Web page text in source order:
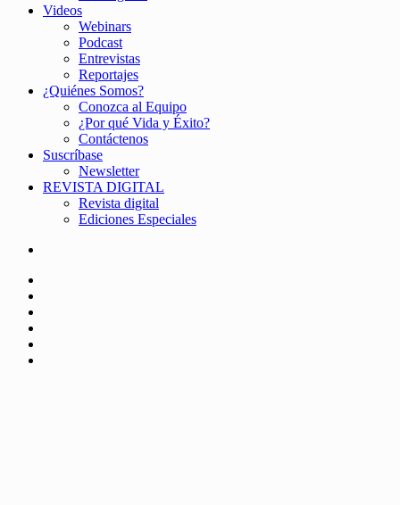
Videos
Webinars
Podcast
Entrevistas
Reportajes
¿Quiénes Somos?
Conozca al Equipo
¿Por qué Vida y Éxito?
Contáctenos
Suscríbase
Newsletter
REVISTA DIGITAL
Revista digital
Ediciones Especiales